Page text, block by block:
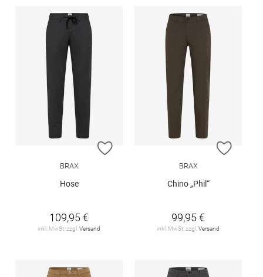
ZUR WUNSCHLISTE HINZUFÜGEN
BRAX
Hose
109,95 €
inkl. MwSt. zzgl. Versand
ZUR
BRAX
Chino „Phil“
99,95 €
inkl. MwSt. zzgl. Versand